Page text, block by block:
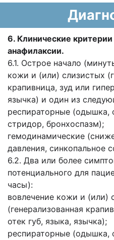
6. Клинические критерии
анафилаксии.
6.1. Острое начало
кожи и (или) слизистых
крапивница, зуд или
язычка) и один из
респираторные (одышка,
стридор, бронхоспазм);
гемодинамические
давления, синкопальное
6.2. Два или более
потенциального для
часы):
вовлечение кожи и (или)
(генерализованная
отек губ, языка, язычка);
респираторные (одышка,